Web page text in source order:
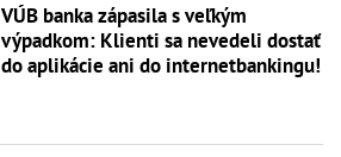
VÚB banka zápasila s veľkým
výpadkom: Klienti sa nevedeli dostať
do aplikácie ani do internetbankingu!